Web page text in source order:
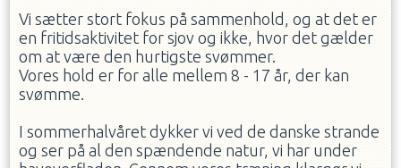
Vi sætter stort fokus på sammenhold, og at det er
en fritidsaktivitet for sjov og ikke, hvor det gælder
om at være den hurtigste svømmer.
Vores hold er for alle mellem 8 - 17 år, der kan
svømme.
I sommerhalvåret dykker vi ved de danske strande
og ser på al den spændende natur, vi har under